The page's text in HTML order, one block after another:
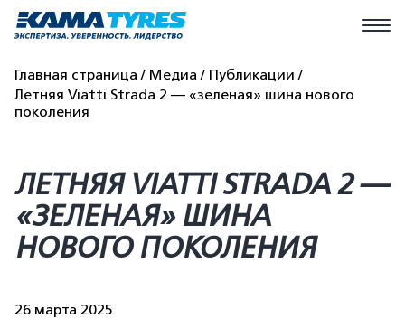
Главная страница Медиа
Публикации
Летняя Viatti Strada 2 — «зеленая» шина нового
поколения
ЛЕТНЯЯ VIATTI STRADA 2 —
«ЗЕЛЕНАЯ» ШИНА
НОВОГО ПОКОЛЕНИЯ
26 марта 2025